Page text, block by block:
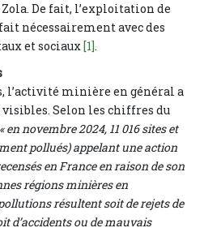
De fait, l’exploitation de
nécessairement avec des
et sociaux[1].
l’activité minière en général a
visibles. Selon les chiffres du
« en novembre 2024, 11 016 sites et
pollués) appelant une action
en France en raison de son
régions minières en
résultent soit de rejets de
d’accidents ou de mauvais